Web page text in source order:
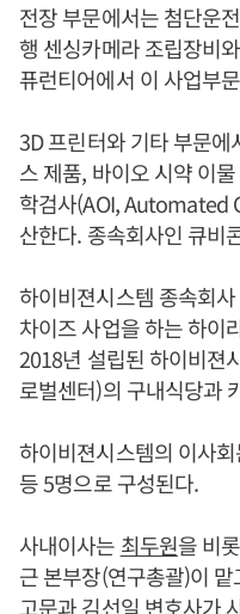
전장 부문에서는 첨단운
행 센싱카메라 조립장비
퓨런티어에서 이 사업부
3D 프린터와 기타 부문
스 제품, 바이오 시약 이
학검사(AOI, Automated
산한다. 종속회사인 큐비
하이비젼시스템 종속회
차이즈 사업을 하는 하이
2018년 설립된 하이비젼
로벌센터)의 구내식당과
하이비젼시스템의 이사
등 5명으로 구성된다.
사내이사는 최두원을 비
근 본부장(연구총괄)이
고문과 김선일 변호사가